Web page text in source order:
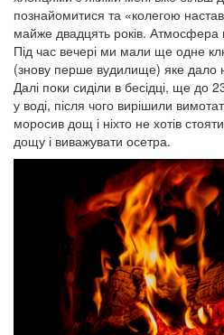
познайомитися та «колегою
майже двадцять років.
Під час вечері ми мали ще одне
(знову перше вудилище) яке дало
Далі поки сиділи в бесідці, ще
у воді, після чого вирішили
моросив дощ і ніхто не хотів
дощу і виважувати осетра.